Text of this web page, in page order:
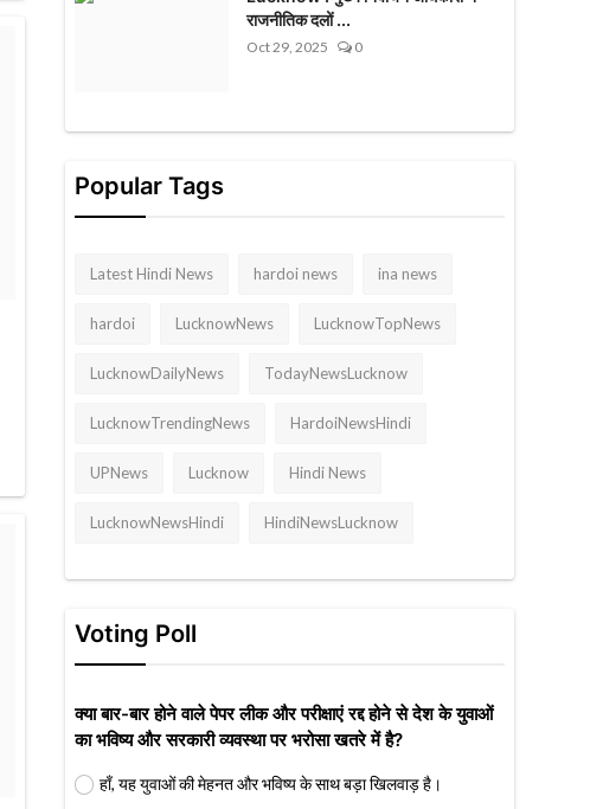
राजनीतिक दलों ...
Oct 29, 2025 0
Popular Tags
Latest Hindi News hardoi news ina news
hardoi LucknowNews LucknowTopNews
LucknowDailyNews TodayNewsLucknow
LucknowTrendingNews HardoiNewsHindi
UPNews Lucknow Hindi News
LucknowNewsHindi HindiNewsLucknow
Voting Poll
क्या बार-बार होने वाले पेपर लीक और परीक्षाएं रद्द होने से देश के युवाओं
का भविष्य और सरकारी व्यवस्था पर भरोसा खतरे में है?
हाँ, यह युवाओं की मेहनत और भविष्य के साथ बड़ा खिलवाड़ है।